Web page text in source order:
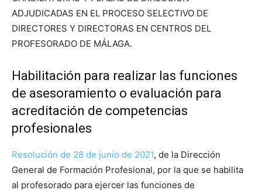
ADJUDICADAS EN EL PROCESO SELECTIVO DE
DIRECTORES Y DIRECTORAS EN CENTROS DEL
PROFESORADO DE MÁLAGA.
Habilitación para realizar las funciones
de asesoramiento o evaluación para
acreditación de competencias
profesionales
Resolución de 28 de junio de 2021, de la Dirección
General de Formación Profesional, por la que se habilita
al profesorado para ejercer las funciones de